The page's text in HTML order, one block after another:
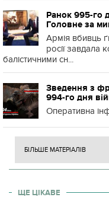
Ранок 995-го
Головне за
Армія вбивць
росії завдала
балістичними сн...
Зведення з
994-го дня
Оперативна
БІЛЬШЕ МАТЕРІАЛІВ
ЩЕ ЦІКАВЕ